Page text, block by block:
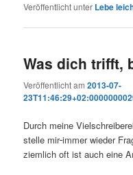
Veröffentlicht unter Lebe
Was dich trifft,
Veröffentlicht am2013-07-
Durch meine
stelle mir immer wieder
ziemlich oft ist auch eine